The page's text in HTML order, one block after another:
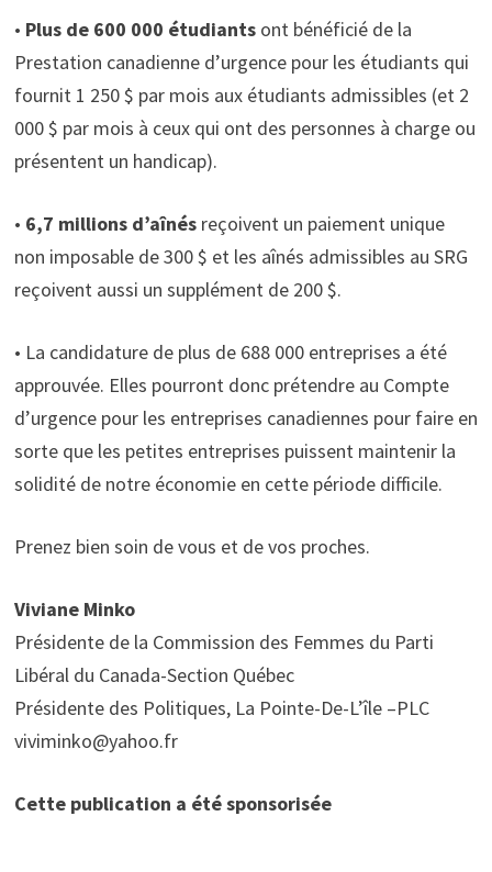
• Plus de 600 000 étudiantsont bénéficié de la
Prestation canadienne d’urgence pour les étudiants qui
fournit 1 250 $ par mois aux étudiants admissibles (et 2
000 $ par mois à ceux qui ont des personnes à charge ou
présentent un handicap).
• 6,7 millions d’aînésreçoivent un paiement unique
non imposable de 300 $ et les aînés admissibles au SRG
reçoivent aussi un supplément de 200 $.
• La candidature de plus de 688 000 entreprises a été
approuvée. Elles pourront donc prétendre au Compte
d’urgence pour les entreprises canadiennes pour faire en
sorte que les petites entreprises puissent maintenir la
solidité de notre économie en cette période difficile.
Prenez bien soin de vous et de vos proches.
Viviane Minko
Présidente de la Commission des Femmes du Parti
Libéral du Canada-Section Québec
Présidente des Politiques, La Pointe-De-L’île –PLC
viviminko@yahoo.fr
Cette publication a été sponsorisée